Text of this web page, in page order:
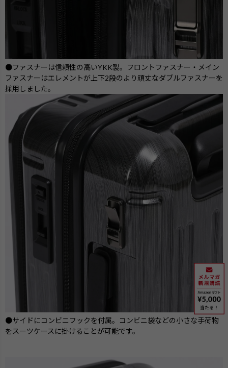
●ファスナーは信頼性の高いYKK製。フロントファスナー・メイン
ファスナーはエレメントが上下2段のより頑丈なダブルファスナーを
採用しました。
●サイドにコンビニフックを付属。コンビニ袋などの小さな手荷物
をスーツケースに掛けることが可能です。